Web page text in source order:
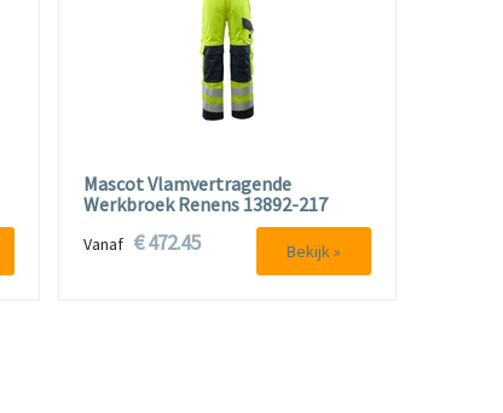
Mascot Vlamvertragende
Werkbroek Renens 13892-217
Vanaf € 472.45 Bekijk »